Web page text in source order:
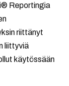
Reportingia
riittänyt
liittyviä
käytössään